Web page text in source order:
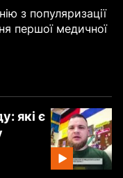
з популяризації
першої медичної
які є